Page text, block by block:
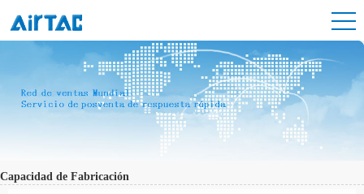
Capacidad de Fabricación